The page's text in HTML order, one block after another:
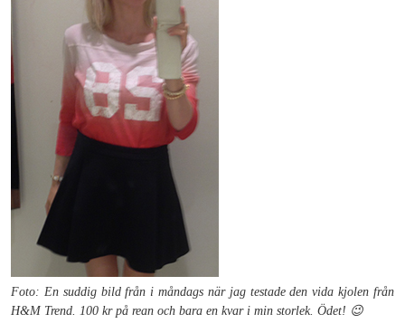
Foto: En suddig bild från i måndags när jag testade den vida kjolen från
H&M Trend. 100 kr på rean och bara en kvar i min storlek. Ödet! 😉